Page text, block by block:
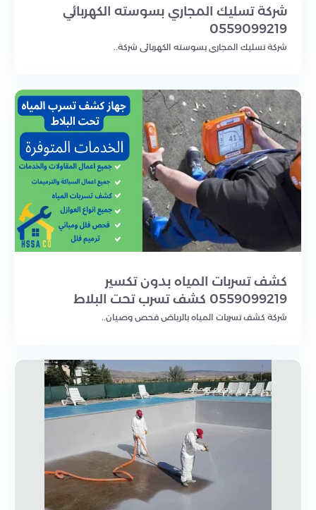
شركة تسليك المجاري بسوسته الكهربائي
0559099219
شركة تسليك المجاري بسوسته الكهربائي شركة..
كشف تسربات المياه بدون تكسير
0559099219 كشف تسرب تحت البلاط
شركة كشف تسربات المياه بالرياض فحص وصيان..